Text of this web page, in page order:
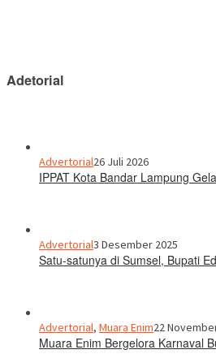
Adetorial
Advertorial26 Juli 2026
IPPAT Kota Bandar Lampung
Advertorial3 Desember 2025
Satu-satunya di Sumsel, Bupati
Advertorial, Muara Enim22
Muara Enim Bergelora Karnaval